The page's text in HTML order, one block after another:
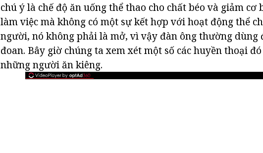
chú ý là chế độ ăn uống thể thao cho chất béo và giảm cơ
làm việc mà không có một sự kết hợp với hoạt động thể
người, nó không phải là mở, vì vậy đàn ông thường dùng
đoan. Bây giờ chúng ta xem xét một số các huyền thoại
những người ăn kiêng.